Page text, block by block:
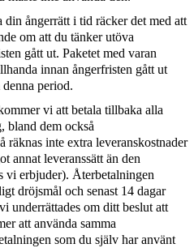
ångerrätt i tid räcker det med att
om att du tänker utöva
gått ut. Paketet med varan
innan ångerfristen gått ut
period.
vi att betala tillbaka alla
bland dem också
räknas inte extra leveranskostnader
annat leveranssätt än den
vi erbjuder). Återbetalningen
dröjsmål och senast 14 dagar
underrättades om ditt beslut att
att använda samma
som du själv har använt